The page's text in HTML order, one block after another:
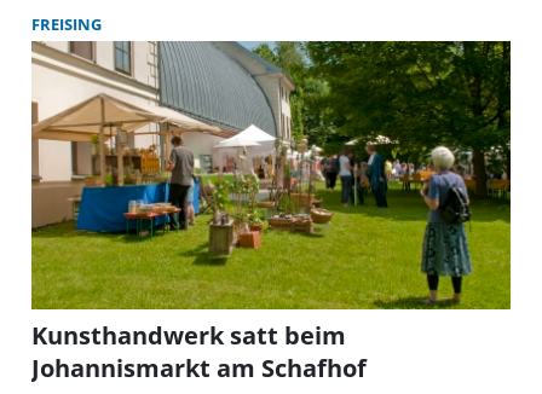
FREISING
Kunsthandwerk satt beim
Johannismarkt am Schafhof